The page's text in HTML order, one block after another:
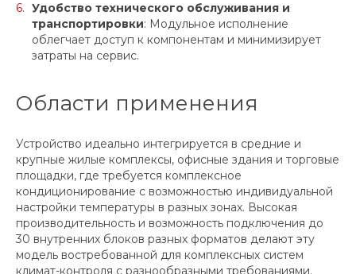
Удобство технического обслуживания и
транспортировки: Модульное исполнение
облегчает доступ к компонентам и минимизирует
затраты на сервис.
Области применения
Устройство идеально интегрируется в средние и
крупные жилые комплексы, офисные здания и торговые
площадки, где требуется комплексное
кондиционирование с возможностью индивидуальной
настройки температуры в разных зонах. Высокая
производительность и возможность подключения до
30 внутренних блоков разных форматов делают эту
модель востребованной для комплексных систем
климат-контроля с разнообразными требованиями.